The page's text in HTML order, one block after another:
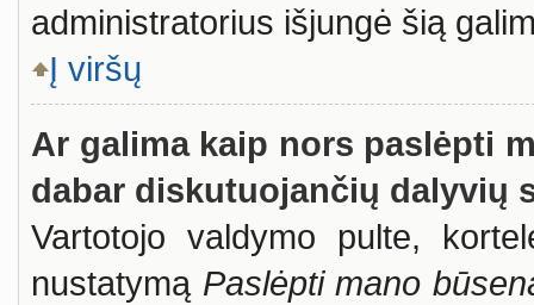
administratorius išjungė šią
Į viršų
Ar galima kaip nors paslėpti
dabar diskutuojančių dalyvių
Vartotojo valdymo pulte,
nustatymą Paslėpti mano